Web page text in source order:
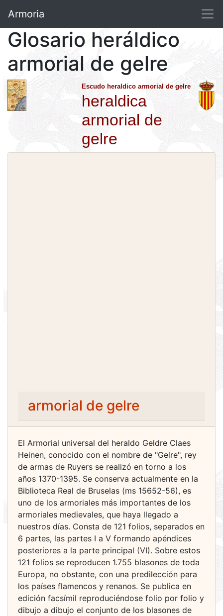
Armoria
Glosario heráldico
armorial de gelre
Escudo heraldico armorial de gelre
heraldica
armorial de
gelre
armorial de gelre
El Armorial universal del heraldo Geldre Claes
Heinen, conocido con el nombre de "Gelre", rey
de armas de Ruyers se realizó en torno a los
años 1370-1395. Se conserva actualmente en la
Biblioteca Real de Bruselas (ms 15652-56), es
uno de los armoriales más importantes de los
armoriales medievales, que haya llegado a
nuestros días. Consta de 121 folios, separados en
6 partes, las partes I a V formando apéndices
posteriores a la parte principal (VI). Sobre estos
121 folios se reproducen 1.755 blasones de toda
Europa, no obstante, con una predilección para
los países flamencos y renanos. Se publica en
edición facsímil reproduciéndose folio por folio y
dibujo a dibujo el conjunto de los blasones de